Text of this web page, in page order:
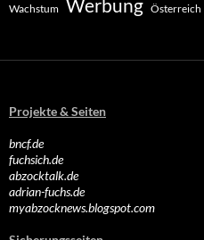
Wachstum Werbung Österreich
Projekte & Seiten
bncf.de
fuchsich.de
abzocktalk.de
adrian-fuchs.de
myabzocknews.blogspot.com